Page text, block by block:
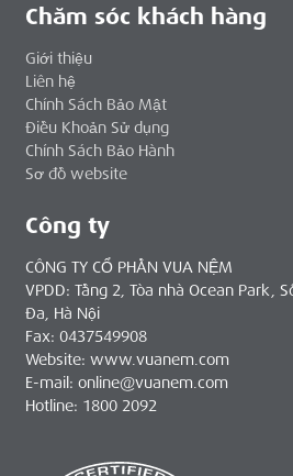
Chăm sóc khách hàng
Giới thiệu
Liên hệ
Chính Sách Bảo Mật
Điều Khoản Sử dụng
Chính Sách Bảo Hành
Sơ đồ website
Công ty
CÔNG TY CỔ PHẦN VUA NỆM
VPDD: Tầng 2, Tòa nhà Ocean Park,
Đa, Hà Nội
Fax: 0437549908
Website: www.vuanem.com
E-mail: online@vuanem.com
Hotline: 1800 2092